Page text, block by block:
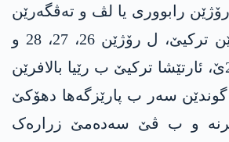
ل گۆری ئامارا 4 رۆژێن رابووری یا لڤ و ته‌ڤگه‌رێن
په‌كه‌كێ و ئێریشێن تركیێ، ل رۆژێن 26، 27، 28 و
29ێ خزیرانا 2024ێ، ئارتێشا ترکیێ ب رێیا بالافرێن
خوە یێن شەر 15 گوندێن سەر ب پارێزگەها دهۆکێ
کرنە و ب ڤێ سەدەمێ زرارەک